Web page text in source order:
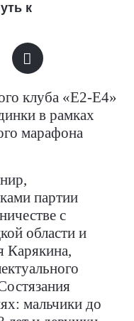
к
клуба «Е2-Е4»
в рамках
марафона
партии
с
области и
Карякина,
мальчики до